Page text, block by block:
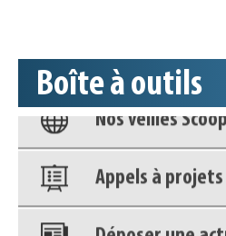
Boîte à outils
Nos veilles
Appels à projets
Déposer une